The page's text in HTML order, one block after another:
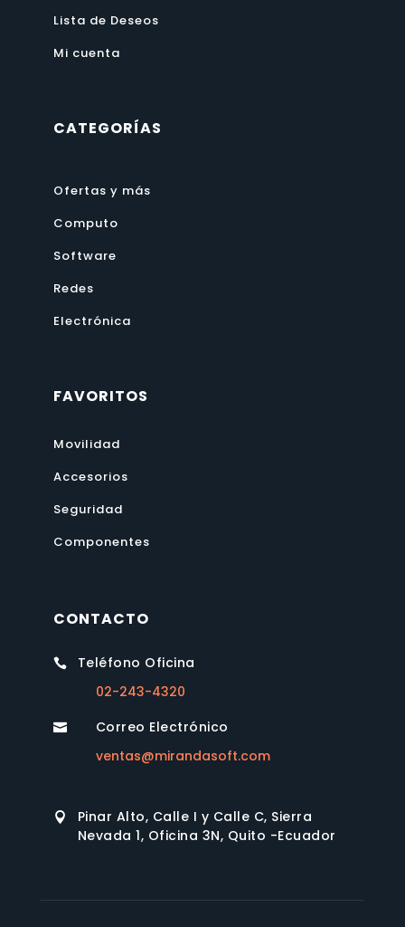
Lista de Deseos
Mi cuenta
CATEGORÍAS
Ofertas y más
Computo
Software
Redes
Electrónica
FAVORITOS
Movilidad
Accesorios
Seguridad
Componentes
CONTACTO

Teléfono Oficina
02-243-4320

Correo Electrónico
ventas@mirandasoft.com

Pinar Alto, Calle I y Calle C, Sierra
Nevada 1, Oficina 3N, Quito -Ecuador